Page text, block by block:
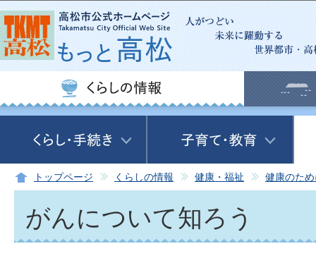
この
トップページ くらしの情報 健康・福祉 健康のた
がんについて知ろう